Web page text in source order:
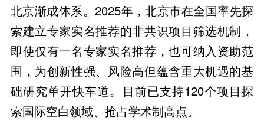
北京渐成体系。2025年，北京市在全国率先探
索建立专家实名推荐的非共识项目筛选机制，
即使仅有一名专家实名推荐，也可纳入资助范
围，为创新性强、风险高但蕴含重大机遇的基
础研究单开快车道。目前已支持120个项目探
索国际空白领域、抢占学术制高点。